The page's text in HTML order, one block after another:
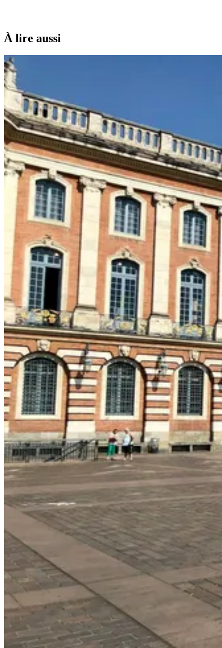
À lire aussi